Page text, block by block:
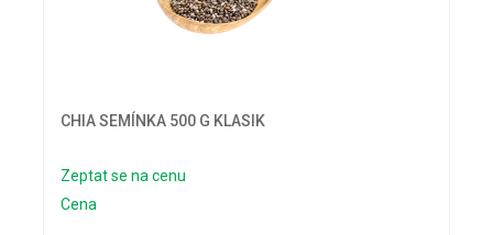
CHIA SEMÍNKA 500 G KLASIK
Zeptat se na cenu
Cena